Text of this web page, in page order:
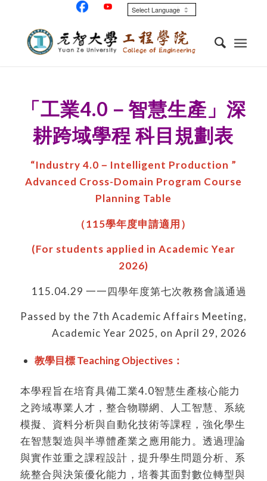
「工業4.0－智慧生產」深
耕跨域學程 科目規劃表
“Industry 4.0－Intelligent Production ”
Advanced Cross-Domain Program Course
Planning Table
（115學年度申請適用）
(For students applied in Academic Year
2026)
115.04.29 一一四學年度第七次教務會議通過
Passed by the 7th Academic Affairs Meeting,
Academic Year 2025, on April 29, 2026
教學目標 Teaching Objectives：
本學程旨在培育具備工業4.0智慧生產核心能力
之跨域專業人才，整合物聯網、人工智慧、系統
模擬、資料分析與自動化技術等課程，強化學生
在智慧製造與半導體產業之應用能力。透過理論
與實作並重之課程設計，提升學生問題分析、系
統整合與決策優化能力，培養其面對數位轉型與